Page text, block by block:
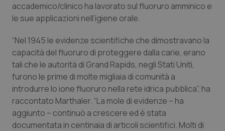
Lombardia
Marche
Molise
Piemonte
Provincia Autonoma di Bolzano
Dolore
Donna & Salute
Epatiti
HIV
Infezioni & Febbre
accademico/clinico ha lavorato sul fluoruro amminico e
le sue applicazioni nell’igiene orale.
“Nel 1945 le evidenze scientifiche che dimostravano la
capacità del fluoruro di proteggere dalla carie, erano
tali che le autorità di Grand Rapids, negli Stati Uniti,
furono le prime di molte migliaia di comunità a
introdurre lo ione fluoruro nella rete idrica pubblica”, ha
raccontato Marthaler. “La mole di evidenze – ha
aggiunto – continuò a crescere ed è stata
documentata in centinaia di articoli scientifici. Molti di